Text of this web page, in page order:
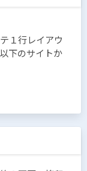
１行レイアウ
下のサイトか